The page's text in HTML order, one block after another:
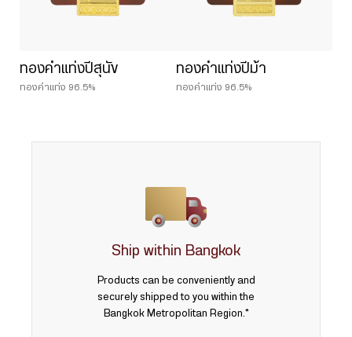
ทองคำแท่งปีสุนัข
ทองคำแท่ง 96.5%
ทองคำแท่งปีม้า
ทองคำแท่ง 96.5%
Ship within Bangkok
Products can be conveniently and
securely shipped to you within the
Bangkok Metropolitan Region.*